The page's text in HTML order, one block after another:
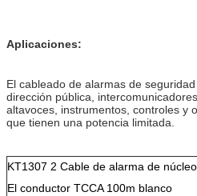
Aplicaciones:
El cableado de alarmas de
dirección pública,
altavoces, instrumentos, controles y
que tienen una potencia limitada.
KT1307 2 Cable de alarma de
El conductor TCCA 100m blanco